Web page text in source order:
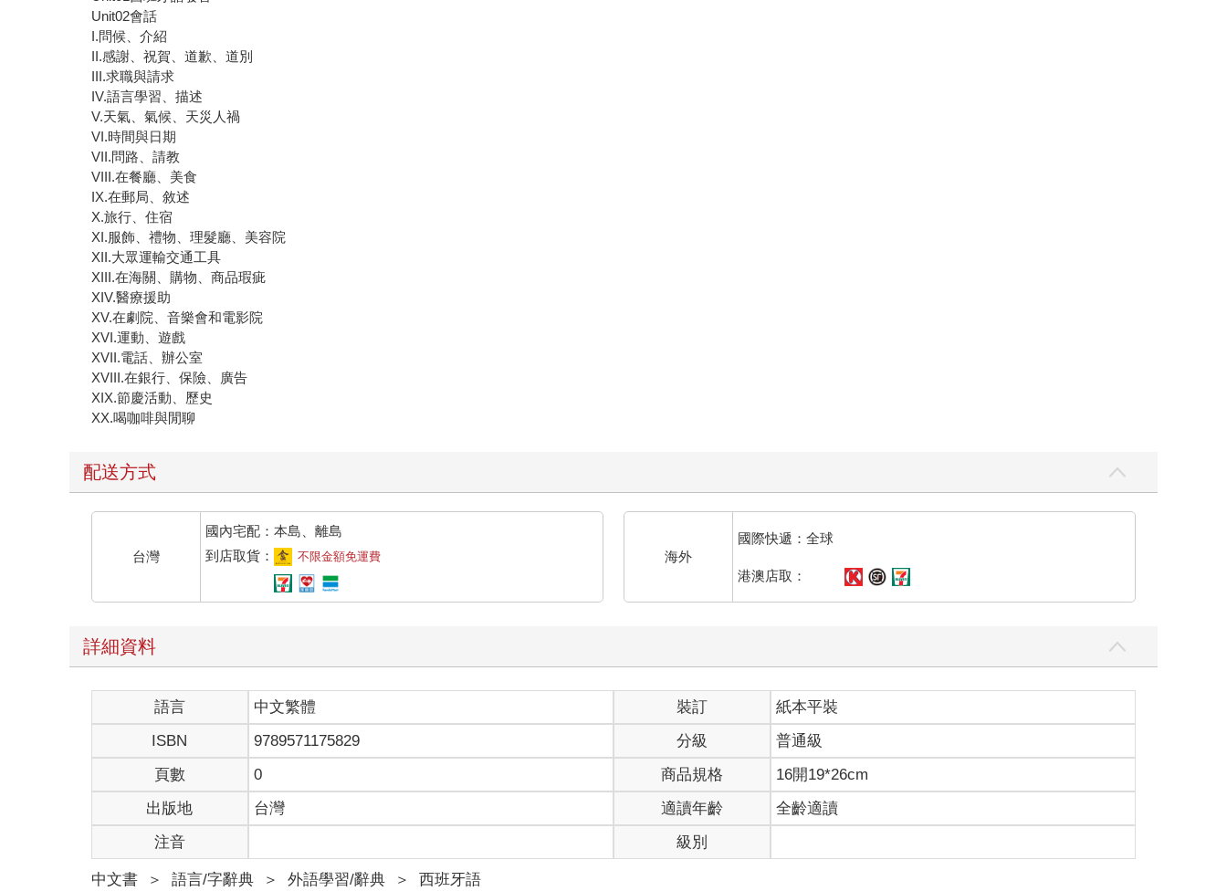
Unit02會話
I.問候、介紹
II.感謝、祝賀、道歉、道別
III.求職與請求
IV.語言學習、描述
V.天氣、氣候、天災人禍
VI.時間與日期
VII.問路、請教
VIII.在餐廳、美食
IX.在郵局、敘述
X.旅行、住宿
XI.服飾、禮物、理髮廳、美容院
XII.大眾運輸交通工具
XIII.在海關、購物、商品瑕疵
XIV.醫療援助
XV.在劇院、音樂會和電影院
XVI.運動、遊戲
XVII.電話、辦公室
XVIII.在銀行、保險、廣告
XIX.節慶活動、歷史
XX.喝咖啡與閒聊
配送方式
台灣
國內宅配：本島、離島
到店取貨：
不限金額免運費 海外
國際快遞：全球
港澳店取：
詳細資料
語言 中文繁體 裝訂
紙本平裝
ISBN
9789571175829 分級
普通級
頁數
0 商品規格
16開19*26cm
出版地
台灣 適讀年齡
全齡適讀
注音
級別
中文書 ＞ 語言/字辭典 ＞ 外語學習/辭典 ＞ 西班牙語